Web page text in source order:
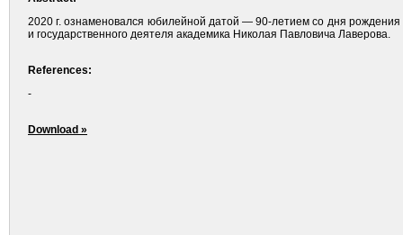
2020 г. ознаменовался юбилейной датой — 90-летием со дня
и государственного деятеля академика Николая Павловича Лаверова.
References:
-
Download »